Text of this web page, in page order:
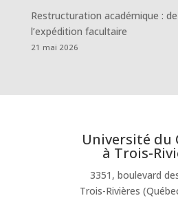
Restructuration académique :
l’expédition facultaire
21 mai 2026
Université du
à Trois-
3351, boulevard
Trois-Rivières